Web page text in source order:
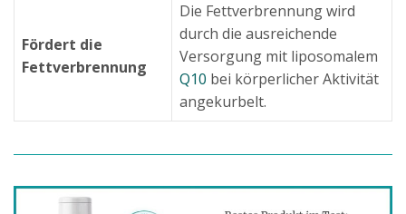
Fördert die
Fettverbrennung
Die Fettverbrennung wird
durch die ausreichende
Versorgung mit liposomalem
Q10 bei körperlicher Aktivität
angekurbelt.